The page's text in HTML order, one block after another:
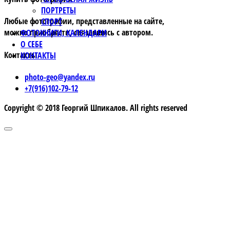
ПОРТРЕТЫ
СПОРТ
ФОТОКНИГИ, КАЛЕНДАРИ
О СЕБЕ
КОНТАКТЫ
Любые фотографии, представленные на сайте,
можно приобрести, связавшись с автором.
Контакты
photo-geo@yandex.ru
+7(916)102-79-12
Copyright © 2018 Георгий Шпикалов. All rights reserved